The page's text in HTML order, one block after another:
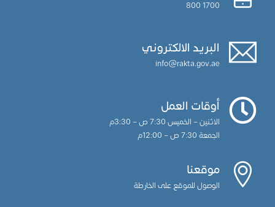
1700 800
البريد الالكتروني
info@rakta.gov.ae
أوقات العمل
الاثنين – الخميس 7:30 ص – 3:30م
الجمعة 7:30 ص – 12:00م
موقعنا
الوصول للموقع على الخارطة